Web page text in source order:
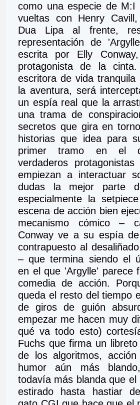
como una especie de M:I
vueltas con Henry
Dua Lipa al frente,
representación de
escrita por Elly
protagonista de la
escritora de vida
la aventura, será
un espía real que la
una trama de
secretos que gira en
historias que idea para
primer tramo en el
verdaderos
empiezan a interactuar
dudas la mejor parte
especialmente la
escena de acción bien
mecanismo cómico –
Conway ve a su espía
contrapuesto al desaliñado
– que termina siendo el
en el que 'Argylle' parece
comedia de acción.
queda el resto del tiempo
de giros de guión
empezar me hacen muy
qué va todo esto)
Fuchs que firma un
de los algoritmos,
humor aún más
todavía más blanda que
estirado hasta hastiar